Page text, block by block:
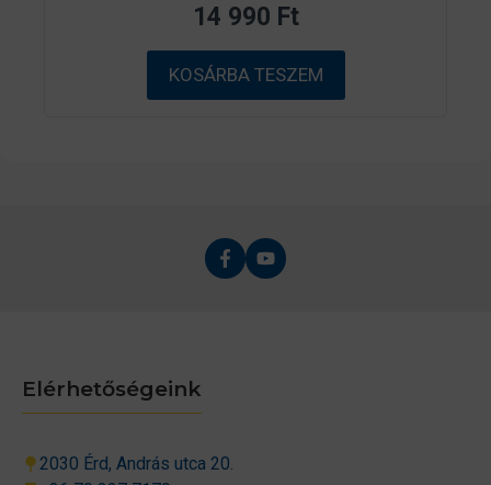
5
b
ő
l
14 990 Ft
KOSÁRBA TESZEM
Elérhetőségeink
2030 Érd, András utca 20.